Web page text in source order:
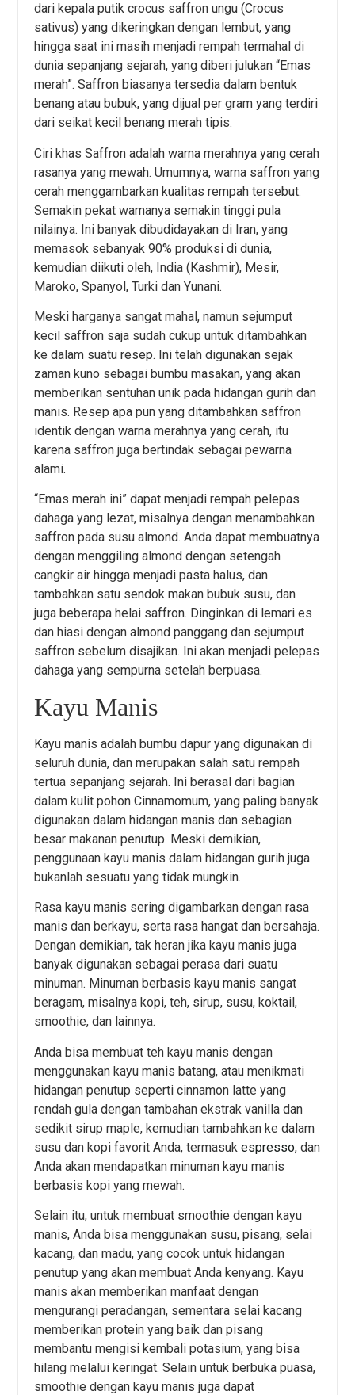
dari kepala putik crocus saffron ungu (Crocus
sativus) yang dikeringkan dengan lembut, yang
hingga saat ini masih menjadi rempah termahal di
dunia sepanjang sejarah, yang diberi julukan “Emas
merah”. Saffron biasanya tersedia dalam bentuk
benang atau bubuk, yang dijual per gram yang terdiri
dari seikat kecil benang merah tipis.
Ciri khas Saffron adalah warna merahnya yang cerah
rasanya yang mewah. Umumnya, warna saffron yang
cerah menggambarkan kualitas rempah tersebut.
Semakin pekat warnanya semakin tinggi pula
nilainya. Ini banyak dibudidayakan di Iran, yang
memasok sebanyak 90% produksi di dunia,
kemudian diikuti oleh, India (Kashmir), Mesir,
Maroko, Spanyol, Turki dan Yunani.
Meski harganya sangat mahal, namun sejumput
kecil saffron saja sudah cukup untuk ditambahkan
ke dalam suatu resep. Ini telah digunakan sejak
zaman kuno sebagai bumbu masakan, yang akan
memberikan sentuhan unik pada hidangan gurih dan
manis. Resep apa pun yang ditambahkan saffron
identik dengan warna merahnya yang cerah, itu
karena saffron juga bertindak sebagai pewarna
alami.
“Emas merah ini” dapat menjadi rempah pelepas
dahaga yang lezat, misalnya dengan menambahkan
saffron pada susu almond. Anda dapat membuatnya
dengan menggiling almond dengan setengah
cangkir air hingga menjadi pasta halus, dan
tambahkan satu sendok makan bubuk susu, dan
juga beberapa helai saffron. Dinginkan di lemari es
dan hiasi dengan almond panggang dan sejumput
saffron sebelum disajikan. Ini akan menjadi pelepas
dahaga yang sempurna setelah berpuasa.
Kayu Manis
Kayu manis adalah bumbu dapur yang digunakan di
seluruh dunia, dan merupakan salah satu rempah
tertua sepanjang sejarah. Ini berasal dari bagian
dalam kulit pohon Cinnamomum, yang paling banyak
digunakan dalam hidangan manis dan sebagian
besar makanan penutup. Meski demikian,
penggunaan kayu manis dalam hidangan gurih juga
bukanlah sesuatu yang tidak mungkin.
Rasa kayu manis sering digambarkan dengan rasa
manis dan berkayu, serta rasa hangat dan bersahaja.
Dengan demikian, tak heran jika kayu manis juga
banyak digunakan sebagai perasa dari suatu
minuman. Minuman berbasis kayu manis sangat
beragam, misalnya kopi, teh, sirup, susu, koktail,
smoothie, dan lainnya.
Anda bisa membuat teh kayu manis dengan
menggunakan kayu manis batang, atau menikmati
hidangan penutup seperti cinnamon latte yang
rendah gula dengan tambahan ekstrak vanilla dan
sedikit sirup maple, kemudian tambahkan ke dalam
susu dan kopi favorit Anda, termasukespresso, dan
Anda akan mendapatkan minuman kayu manis
berbasis kopi yang mewah.
Selain itu, untuk membuat smoothie dengan kayu
manis, Anda bisa menggunakan susu, pisang, selai
kacang, dan madu, yang cocok untuk hidangan
penutup yang akan membuat Anda kenyang. Kayu
manis akan memberikan manfaat dengan
mengurangi peradangan, sementara selai kacang
memberikan protein yang baik dan pisang
membantu mengisi kembali potasium, yang bisa
hilang melalui keringat. Selain untuk berbuka puasa,
smoothie dengan kayu manis juga dapat